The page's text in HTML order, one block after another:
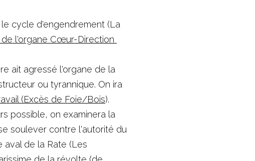
cycle d'engendrement (La
de l'organe Cœur-Direction
ait agressé l'organe de la
ou tyrannique. On ira
(Excès de Foie/Bois).
possible, on examinera la
soulever contre l'autorité du
aval de la Rate (Les